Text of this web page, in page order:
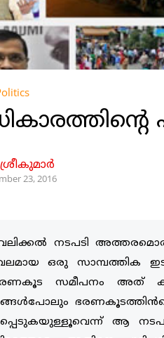
ശ്രീകുമാര്‍
23, 2016
നടപടി
ഒരു സാമ്പത്തിക
സമീപനം അത്
ആ